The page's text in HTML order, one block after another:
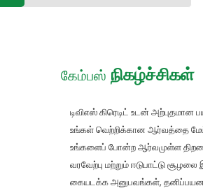
கேம்பஸ் நிகழ்ச்சிகள்
டிவிஎஸ் கிரெடிட் உடன்
உங்கள் வெற்றிக்கான ஆர்வத்தை
உங்களைப் போன்ற ஆர்வமுள்ள
வரவேற்பு மற்றும் ஈடுபாட்டு
கையடக்க அனுபவங்கள்,